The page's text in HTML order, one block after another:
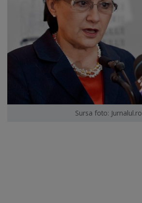
Sursa foto: Jurnalul.ro